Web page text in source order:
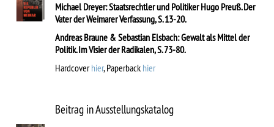
Michael Dreyer: Staatsrechtler und Politiker Hugo Preuß. Der
Vater der Weimarer Verfassung, S. 13-20.
Andreas Braune & Sebastian Elsbach: Gewalt als Mittel der
Politik. Im Visier der Radikalen, S. 73-80.
Hardcoverhier, Paperback hier
Beitrag in Ausstellungskatalog